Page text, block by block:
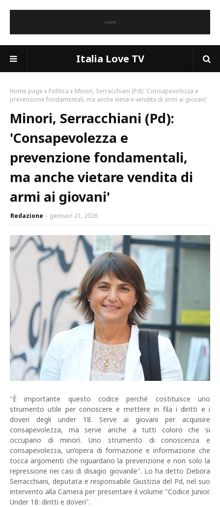
Italia Love TV
Home page Politica
Minori, Serracchiani (Pd): 'Consapevolezza e
prevenzione fondamentali, ma anche vietare vendita di armi ai giovani'
Minori, Serracchiani (Pd):
'Consapevolezza e
prevenzione fondamentali,
ma anche vietare vendita di
armi ai giovani'
Redazione gennaio 21, 2026
"È importante questo codice perché costituisce uno
strumento utile per conoscere e mettere in fila i diritti e i
doveri degli under 18. Serve ai giovani per acquisire
consapevolezza, ma serve anche a tutti coloro che si
occupano di minori. Uno strumento di conoscenza e
consapevolezza, un’opera di formazione e informazione che
tocca argomenti che riguardano la prevenzione e non solo la
repressione nei casi di disagio giovanile". Lo ha detto Debora
Serracchiani, deputata e responsabile Giustizia del Pd, nel suo
intervento alla Camera per presentare il volume "Codice Junior.
Under 18: diritti e doveri".